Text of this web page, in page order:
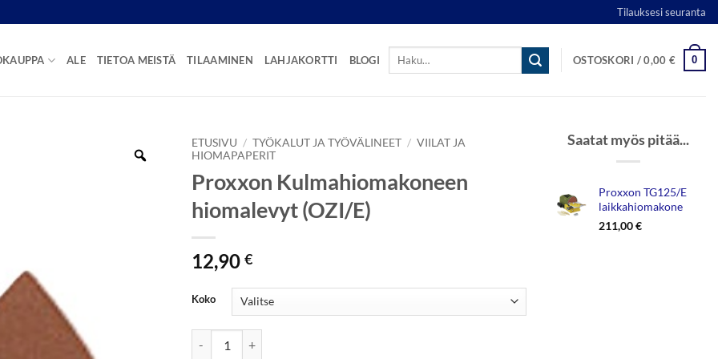
Tilauksesi seuranta
ALE TIETOA MEISTÄ TILAAMINEN LAHJAKORTTI BLOGI
Etsi:
OSTOSKORI /0,00 € 0
ETUSIVU / TYÖKALUT JA TYÖVÄLINEET / VIILAT JA
HIOMAPAPERIT
Proxxon Kulmahiomakoneen
hiomalevyt (OZI/E)
12,90 €
Koko
Saatat myös pitää...
Proxxon TG125/E
laikkahiomakone
211,00€